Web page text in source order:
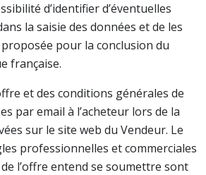
d’identifier d’éventuelles
la saisie des données et de les
pour la conclusion du
française.
et des conditions générales de
par email à l’acheteur lors de la
sur le site web du Vendeur. Le
professionnelles et commerciales
l’offre entend se soumettre sont